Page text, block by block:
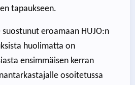
tapaukseen.
eroamaan HUJO:n
huolimatta on
ensimmäisen kerran
osoitetussa